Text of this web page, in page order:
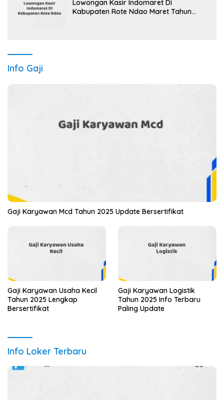
Lowongan Kasir Indomaret Di
Kabupaten Rote Ndao Maret Tahun
Info Gaji
Gaji Karyawan Mcd Tahun 2025 Update Bersertifikat
Gaji Karyawan Usaha Kecil
Tahun 2025 Lengkap
Bersertifikat
Gaji Karyawan Logistik
Tahun 2025 Info Terbaru
Paling Update
Info Loker Terbaru